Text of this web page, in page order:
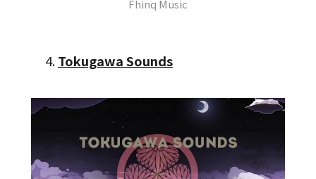
Fhinq Music
4.Tokugawa Sounds